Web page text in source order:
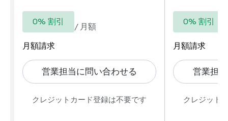
0% 割引 / 月額
月額請求
営業担当に問い合わせる
クレジットカード登録は不要です
0% 割引
月額請求
営業担
クレジット